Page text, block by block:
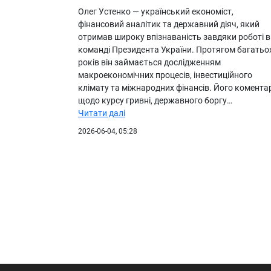
Олег Устенко — український економіст,
фінансовий аналітик та державний діяч, який
отримав широку впізнаваність завдяки роботі в
команді Президента України. Протягом
років він займається дослідженням
макроекономічних процесів, інвестиційного
клімату та міжнародних фінансів. Його
щодо курсу гривні, державного боргу…
Читати далі
2026-06-04, 05:28